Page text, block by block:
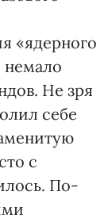
«ядерного
Не зря
себе
с
По-